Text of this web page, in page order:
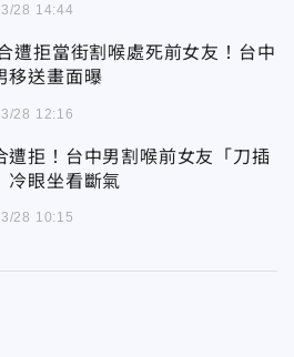
28 14:44
遭拒當街割喉處死前女友！台中
移送畫面曝
28 12:16
遭拒！台中男割喉前女友「刀插
眼坐看斷氣
28 10:15